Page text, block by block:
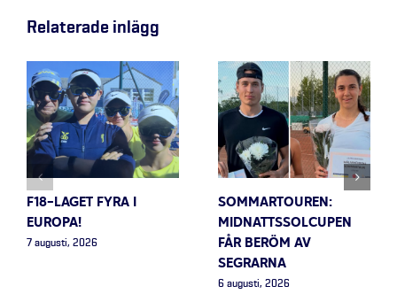
Relaterade inlägg
F18-LAGET FYRA I
EUROPA!
7 augusti, 2026
SOMMARTOUREN:
MIDNATTSSOLCUPEN
FÅR BERÖM AV
SEGRARNA
6 augusti, 2026